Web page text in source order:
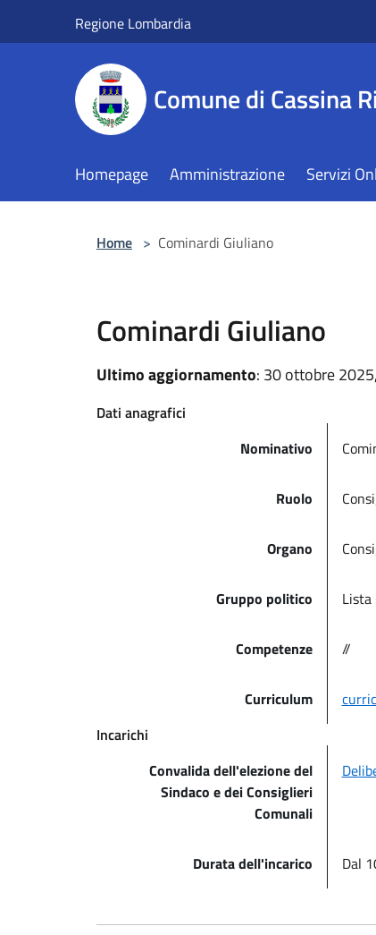
Regione Lombardia
Comune di Cassina
Homepage Amministrazione Servizi
Home > Cominardi Giuliano
Cominardi Giuliano
Ultimo aggiornamento: 30 ottobre
Dati anagrafici
Nominativo
Ruolo
Organo
Gruppo politico Lista
Competenze //
Curriculum
Incarichi
Convalida dell'elezione del
Sindaco e dei Consiglieri
Comunali
Durata dell'incarico Dal